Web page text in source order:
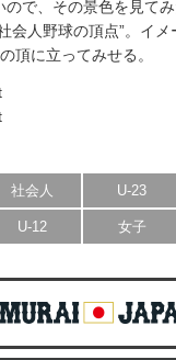
ので、その景色を見て
会人野球の頂点”。イ
頂に立ってみせる。
社会人 U-23
U-12 女子